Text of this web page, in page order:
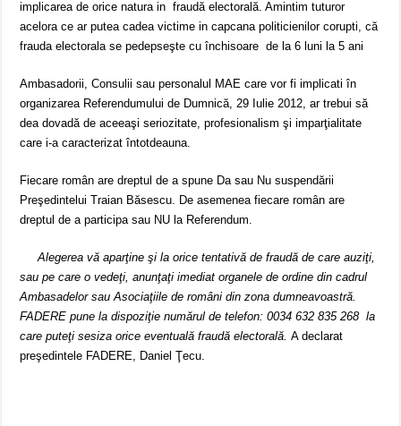
ANUNŢ OPRIRE APĂ în CARANSEBEȘ avarie
implicarea de orice natura in fraudă electorală. Amintim tuturor
acelora ce ar putea cadea victime in capcana politicienilor corupti, că
frauda electorala se pedepseşte cu închisoare de la 6 luni la 5 ani
Ambasadorii, Consulii sau personalul MAE care vor fi implicati în
organizarea Referendumului de Dumnică, 29 Iulie 2012, ar trebui să
dea dovadă de aceeaşi seriozitate, profesionalism şi imparţialitate
care i-a caracterizat întotdeauna.
Fiecare român are dreptul de a spune Da sau Nu suspendării
Preşedintelui Traian Băsescu. De asemenea fiecare român are
dreptul de a participa sau NU la Referendum.
Alegerea vă aparţine şi la orice tentativă de fraudă de care auziţi,
sau pe care o vedeţi, anunţaţi imediat organele de ordine din cadrul
Ambasadelor sau Asociaţiile de români din zona dumneavoastră.
FADERE pune la dispoziţie numărul de telefon: 0034 632 835 268 la
care puteţi sesiza orice eventuală fraudă electorală. A declarat
preşedintele FADERE, Daniel Ţecu.